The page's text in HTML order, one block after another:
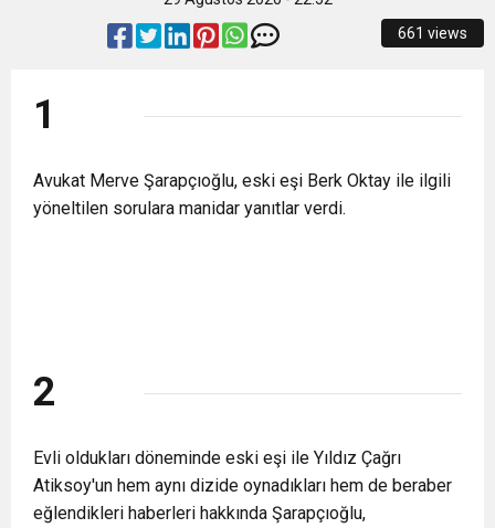
buluşturdu
Hareketsiz yaşam diyabete neden oluyor
661 views
1
Avukat Merve Şarapçıoğlu, eski eşi Berk Oktay ile ilgili
yöneltilen sorulara manidar yanıtlar verdi.
2
Evli oldukları döneminde eski eşi ile Yıldız Çağrı
Atiksoy'un hem aynı dizide oynadıkları hem de beraber
eğlendikleri haberleri hakkında Şarapçıoğlu,